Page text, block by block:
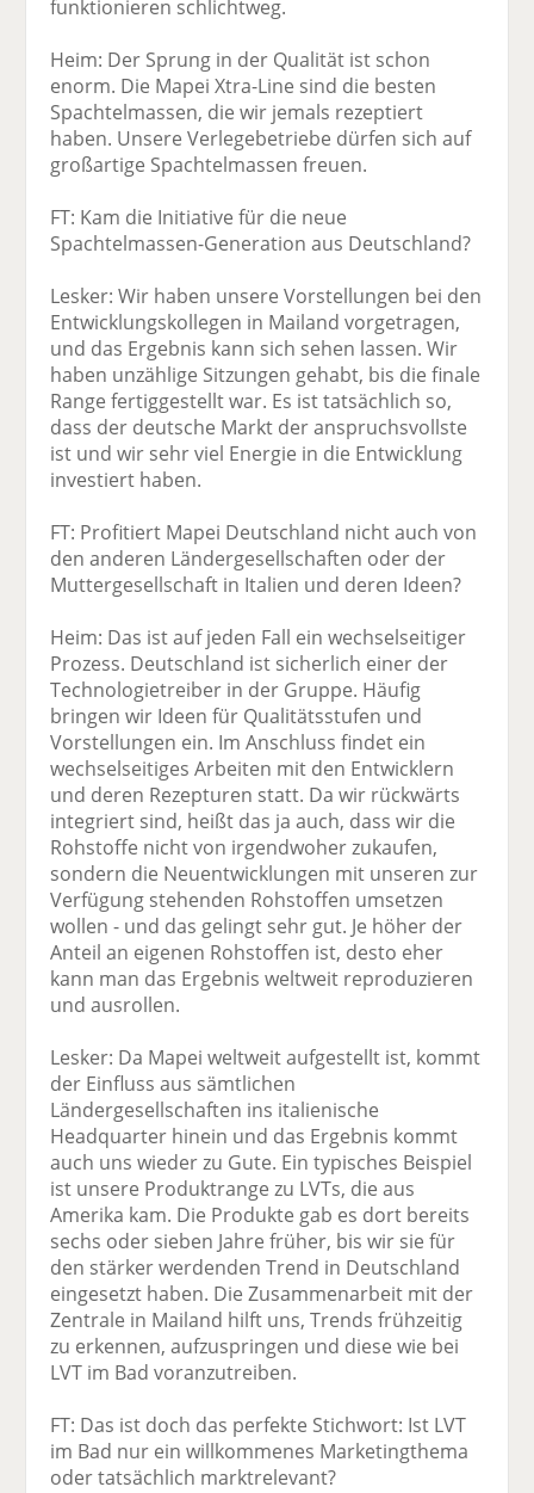
funktionieren schlichtweg.
Heim: Der Sprung in der Qualität ist schon
enorm. Die Mapei Xtra-Line sind die besten
Spachtelmassen, die wir jemals rezeptiert
haben. Unsere Verlegebetriebe dürfen sich auf
großartige Spachtelmassen freuen.
FT: Kam die Initiative für die neue
Spachtelmassen-Generation aus Deutschland?
Lesker: Wir haben unsere Vorstellungen bei den
Entwicklungskollegen in Mailand vorgetragen,
und das Ergebnis kann sich sehen lassen. Wir
haben unzählige Sitzungen gehabt, bis die finale
Range fertiggestellt war. Es ist tatsächlich so,
dass der deutsche Markt der anspruchsvollste
ist und wir sehr viel Energie in die Entwicklung
investiert haben.
FT: Profitiert Mapei Deutschland nicht auch von
den anderen Ländergesellschaften oder der
Muttergesellschaft in Italien und deren Ideen?
Heim: Das ist auf jeden Fall ein wechselseitiger
Prozess. Deutschland ist sicherlich einer der
Technologietreiber in der Gruppe. Häufig
bringen wir Ideen für Qualitätsstufen und
Vorstellungen ein. Im Anschluss findet ein
wechselseitiges Arbeiten mit den Entwicklern
und deren Rezepturen statt. Da wir rückwärts
integriert sind, heißt das ja auch, dass wir die
Rohstoffe nicht von irgendwoher zukaufen,
sondern die Neuentwicklungen mit unseren zur
Verfügung stehenden Rohstoffen umsetzen
wollen - und das gelingt sehr gut. Je höher der
Anteil an eigenen Rohstoffen ist, desto eher
kann man das Ergebnis weltweit reproduzieren
und ausrollen.
Lesker: Da Mapei weltweit aufgestellt ist, kommt
der Einfluss aus sämtlichen
Ländergesellschaften ins italienische
Headquarter hinein und das Ergebnis kommt
auch uns wieder zu Gute. Ein typisches Beispiel
ist unsere Produktrange zu LVTs, die aus
Amerika kam. Die Produkte gab es dort bereits
sechs oder sieben Jahre früher, bis wir sie für
den stärker werdenden Trend in Deutschland
eingesetzt haben. Die Zusammenarbeit mit der
Zentrale in Mailand hilft uns, Trends frühzeitig
zu erkennen, aufzuspringen und diese wie bei
LVT im Bad voranzutreiben.
FT: Das ist doch das perfekte Stichwort: Ist LVT
im Bad nur ein willkommenes Marketingthema
oder tatsächlich marktrelevant?